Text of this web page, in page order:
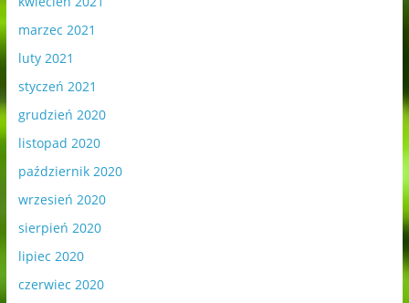
marzec 2021
luty 2021
styczeń 2021
grudzień 2020
listopad 2020
październik 2020
wrzesień 2020
sierpień 2020
lipiec 2020
czerwiec 2020